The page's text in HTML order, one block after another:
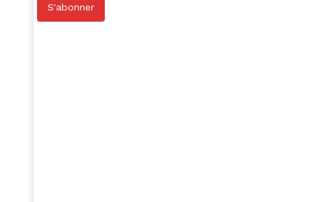
S'abonner